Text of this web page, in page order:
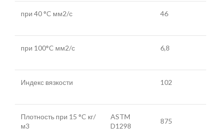
при 40 °C мм2/с 46
при 100°C мм2/с 6,8
Индекс вязкости 102
Плотность при 15 °C кг/
м3
ASTM
D1298
875